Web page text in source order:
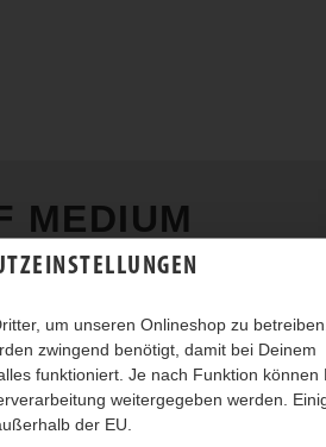
um unseren Onlineshop zu betreiben.
zwingend benötigt, damit bei Deinem
funktioniert. Je nach Funktion können
weitergegeben werden.
der EU.
MEDIUM